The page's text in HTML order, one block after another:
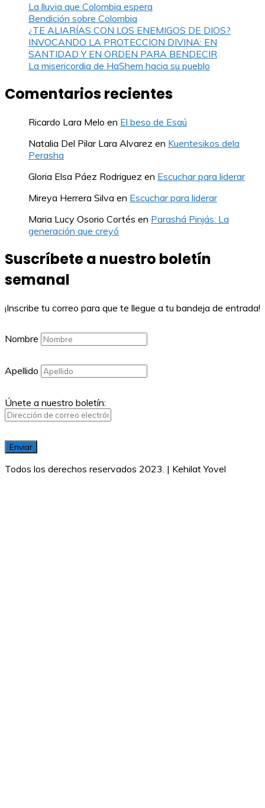
La lluvia que Colombia espera
Bendición sobre Colombia
¿TE ALIARÍAS CON LOS ENEMIGOS DE DIOS?
INVOCANDO LA PROTECCION DIVINA: EN
SANTIDAD Y EN ORDEN PARA BENDECIR
La misericordia de HaShem hacia su pueblo
Comentarios recientes
Ricardo Lara Melo en El beso de Esaú
Natalia Del Pilar Lara Alvarez en Kuentesikos dela
Perasha
Gloria Elsa Páez Rodriguez en Escuchar para liderar
Mireya Herrera Silva en Escuchar para liderar
Maria Lucy Osorio Cortés en Parashá Pinjás: La
generación que creyó
Suscríbete a nuestro boletín
semanal
¡Inscribe tu correo para que te llegue a tu bandeja de entrada!
Nombre
Apellido
Únete a nuestro boletín:
Todos los derechos reservados 2023. | Kehilat Yovel